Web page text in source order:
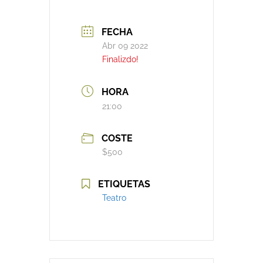
FECHA
Abr 09 2022
Finalizdo!
HORA
21:00
COSTE
$500
ETIQUETAS
Teatro